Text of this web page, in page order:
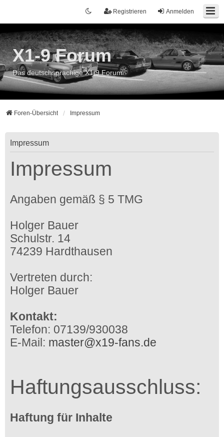
Anmelden
Registrieren
X1-9 Forum
Das deutschsprachige X1/9 Forum
Foren-Übersicht Impressum
Impressum
Impressum
Angaben gemäß § 5 TMG
Holger Bauer
Schulstr. 14
74239 Hardthausen
Vertreten durch:
Holger Bauer
Kontakt:
Telefon: 07139/930038
E-Mail: master@x19-fans.de
Haftungsausschluss:
Haftung für Inhalte